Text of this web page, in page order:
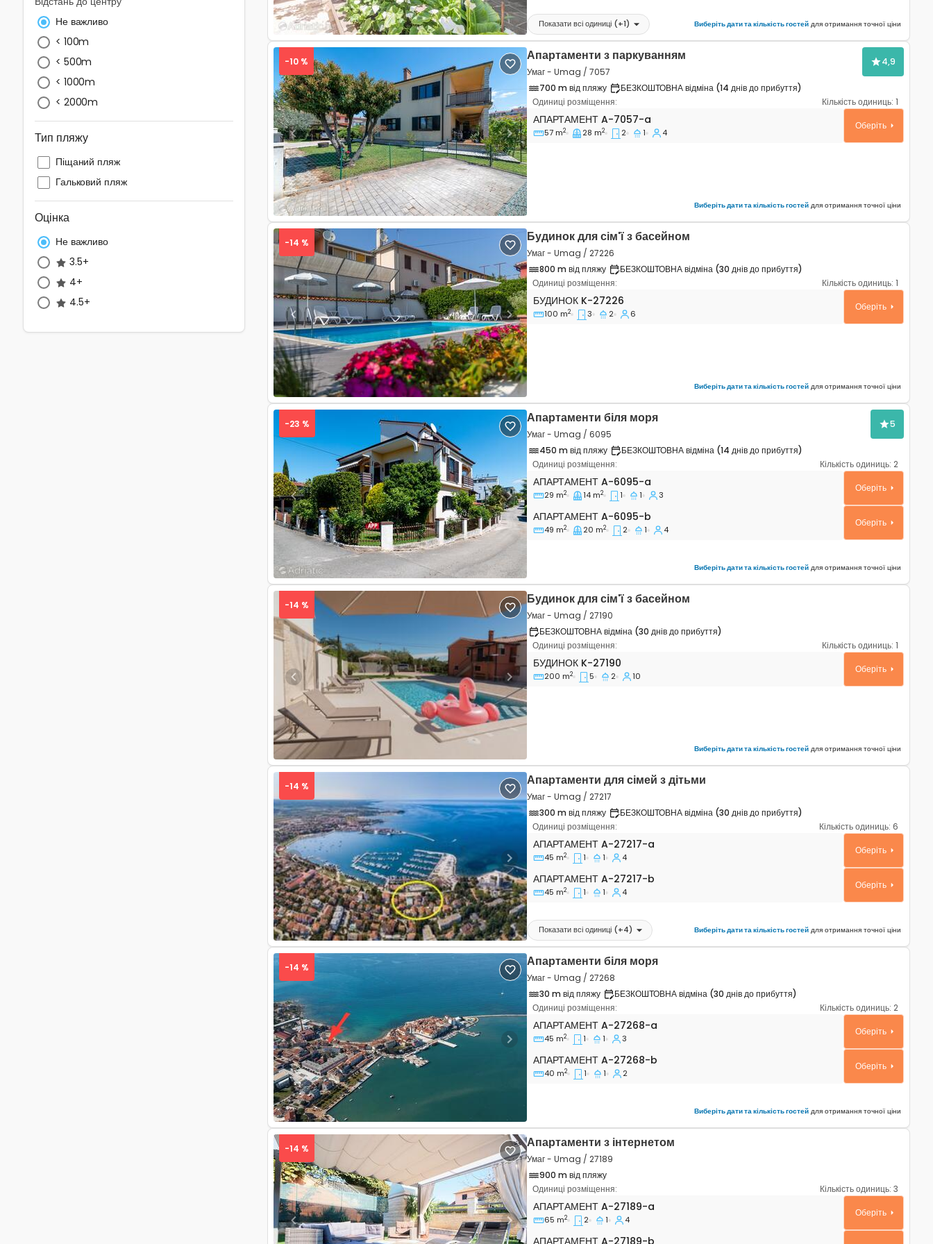
Не важливо
< 100m
< 500m
< 1000m
< 2000m
Тип пляжу
Піщаний пляж
Гальковий пляж
Оцінка
Не важливо
3.5+
4+
4.5+
Показати всі одиниці (+1) Виберіть дати та кількість гостей для отримання точної ціни
Previous Next
-10 % Апартаменти з паркуванням
Умаг - Umag / 7057
4,9
700 m від пляжу
БЕЗКОШТОВНА відміна (14 днів до прибуття)
Одиниці розміщення:
Кількість одиниць: 1
Двокімнатні апартаменти Умаг - Umag A-7057-a
АПАРТАМЕНТ A-7057-a
57 m2 28 m2 2 1 4
Оберіть
Виберіть дати та кількість гостей для отримання точної ціни
Previous Next
-14 % Будинок для сім'ї з басейном
Умаг - Umag / 27226
800 m від пляжу
БЕЗКОШТОВНА відміна (30 днів до прибуття)
Одиниці розміщення:
Кількість одиниць: 1
Трикімнатний будинок Умаг - Umag K-27226
БУДИНОК K-27226
100 m2 3 2 6
Оберіть
Виберіть дати та кількість гостей для отримання точної ціни
Previous Next
-23 % Апартаменти біля моря
Умаг - Umag / 6095
5
450 m від пляжу
БЕЗКОШТОВНА відміна (14 днів до прибуття)
Одиниці розміщення:
Кількість одиниць: 2
Однокімнатні апартаменти Умаг - Umag A-6095-a
АПАРТАМЕНТ A-6095-a
29 m2 14 m2 1 1 3
Оберіть
Апартамент A-6095-b
АПАРТАМЕНТ A-6095-b
49 m2 20 m2 2 1 4
Оберіть
Виберіть дати та кількість гостей для отримання точної ціни
Previous Next
-14 % Будинок для сім'ї з басейном
Умаг - Umag / 27190
БЕЗКОШТОВНА відміна (30 днів до прибуття)
Одиниці розміщення:
Кількість одиниць: 1
Комфортабельний будинок Умаг - Umag K-27190
БУДИНОК K-27190
200 m2 5 2 10
Оберіть
Виберіть дати та кількість гостей для отримання точної ціни
Previous Next
-14 % Апартаменти для сімей з дітьми
Умаг - Umag / 27217
300 m від пляжу
БЕЗКОШТОВНА відміна (30 днів до прибуття)
Одиниці розміщення:
Кількість одиниць: 6
Однокімнатні апартаменти Умаг - Umag A-27217-a
АПАРТАМЕНТ A-27217-a
45 m2 1 1 4
Оберіть
Апартамент A-27217-b
АПАРТАМЕНТ A-27217-b
45 m2 1 1 4
Оберіть
Показати всі одиниці (+4) Виберіть дати та кількість гостей для отримання точної ціни
Previous Next
-14 % Апартаменти біля моря
Умаг - Umag / 27268
30 m від пляжу
БЕЗКОШТОВНА відміна (30 днів до прибуття)
Одиниці розміщення:
Кількість одиниць: 2
Однокімнатні апартаменти Умаг - Umag A-27268-a
АПАРТАМЕНТ A-27268-a
45 m2 1 1 3
Оберіть
Апартамент A-27268-b
АПАРТАМЕНТ A-27268-b
40 m2 1 1 2
Оберіть
Виберіть дати та кількість гостей для отримання точної ціни
Previous Next
-14 % Апартаменти з інтернетом
Умаг - Umag / 27189
900 m від пляжу
Одиниці розміщення:
Кількість одиниць: 3
Двокімнатні апартаменти Умаг - Umag A-27189-a
АПАРТАМЕНТ A-27189-a
65 m2 2 1 4
Оберіть
Апартамент A-27189-b
АПАРТАМЕНТ A-27189-b